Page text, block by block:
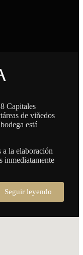
Capitales
de viñedos
está
a la elaboración
inmediatamente
Seguir leyendo